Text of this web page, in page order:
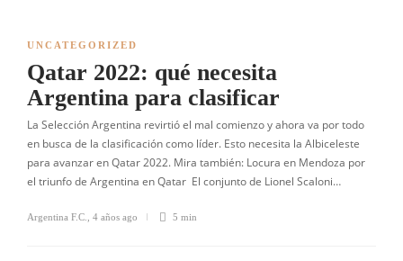
UNCATEGORIZED
Qatar 2022: qué necesita
Argentina para clasificar
La Selección Argentina revirtió el mal comienzo y ahora va por todo
en busca de la clasificación como líder. Esto necesita la Albiceleste
para avanzar en Qatar 2022. Mira también: Locura en Mendoza por
el triunfo de Argentina en Qatar El conjunto de Lionel Scaloni…
Argentina F.C. 4 años ago 5 min